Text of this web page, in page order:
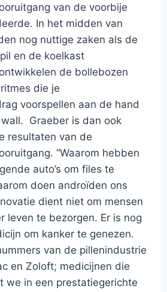
van de voorbije
In het midden van
nog nuttige zaken als de
en de koelkast
de bollebozen
die je
voorspellen aan de hand
Graeber is dan ook
resultaten van de
“Waarom hebben
auto’s om files te
doen androïden ons
dient niet om mensen
leven te bezorgen. Er is nog
om kanker te genezen.
van de pillenindustrie
en Zoloft; medicijnen die
we in een prestatiegerichte